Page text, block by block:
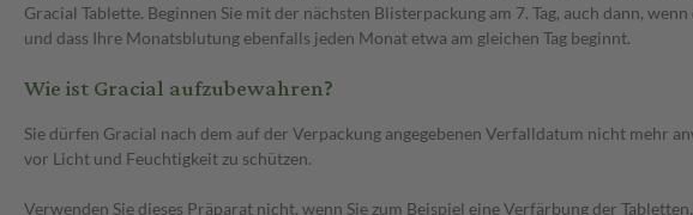
Gracial Tablette. Beginnen Sie mit der nächsten Blisterpackung am 7. Tag, auch dann,
und dass Ihre Monatsblutung ebenfalls jeden Monat etwa am gleichen Tag beginnt.
Wie ist Gracial aufzubewahren?
Sie dürfen Gracial nach dem auf der Verpackung angegebenen Verfalldatum nicht mehr
vor Licht und Feuchtigkeit zu schützen.
Verwenden Sie dieses Präparat nicht, wenn Sie zum Beispiel eine Verfärbung der